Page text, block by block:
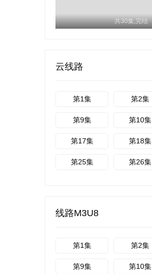
共30集,完结
云线路
第1集 第2集
第9集 第10集
第17集 第18集
第25集 第26集
线路M3U8
第1集 第2集
第9集 第10集